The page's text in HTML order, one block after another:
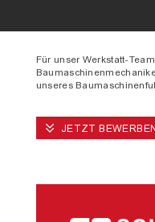
Für unser Werkstatt-
unseres
JETZT